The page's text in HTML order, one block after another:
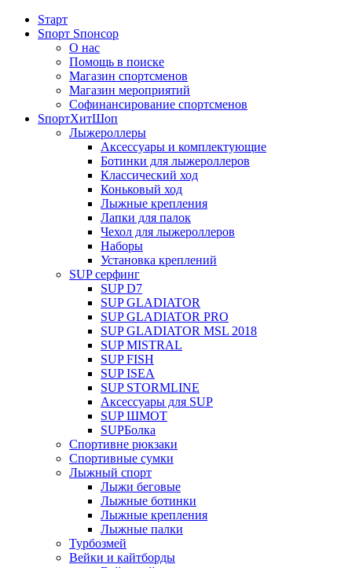
Sтарт
Sпорт Sпонсор
О нас
Помощь в поиске
Магазин спортсменов
Магазин мероприятий
Софинансирование спортсменов
SпортХитШоп
Лыжероллеры
Аксессуары и комплектующие
Ботинки для лыжероллеров
Классический ход
Коньковый ход
Лыжные крепления
Лапки для палок
Чехол для лыжероллеров
Наборы
Установка креплений
SUP серфинг
SUP D7
SUP GLADIATOR
SUP GLADIATOR PRO
SUP GLADIATOR MSL 2018
SUP MISTRAL
SUP FISH
SUP ISEA
SUP STORMLINE
Аксессуары для SUP
SUP ШМОТ
SUPБолка
Спортивне рюкзаки
Спортивные сумки
Лыжный спорт
Лыжи беговые
Лыжные ботинки
Лыжные крепления
Лыжные палки
Турбозмей
Вейки и кайтборды